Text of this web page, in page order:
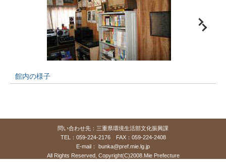
館内の様子
問い合わせ先：三重県環境生活部文化振興課
TEL：059-224-2176 FAX：059-224-2408
E-mail： bunka@pref.mie.lg.jp
All Rights Reserved, Copyright(C)2008.Mie Prefecture